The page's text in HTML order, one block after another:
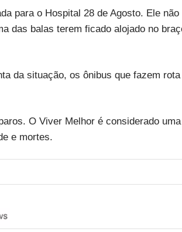
para o Hospital 28 de Agosto. Ele não
das balas terem ficado alojado no
da situação, os ônibus que fazem rota
O Viver Melhor é considerado uma
e mortes.